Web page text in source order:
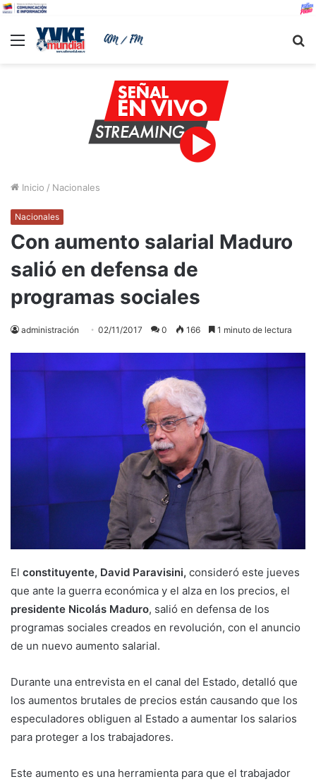
Menu
Inicio / Nacionales
Nacionales
Con aumento salarial Maduro
salió en defensa de
programas sociales
administración 02/11/2017 0 166 1 minuto de lectura
El constituyente, David Paravisini, consideró este jueves
que ante la guerra económica y el alza en los precios, el
presidente Nicolás Maduro, salió en defensa de los
programas sociales creados en revolución, con el anuncio
de un nuevo aumento salarial.
Durante una entrevista en el canal del Estado, detalló que
los aumentos brutales de precios están causando que los
especuladores obliguen al Estado a aumentar los salarios
para proteger a los trabajadores.
Este aumento es una herramienta para que el trabajador